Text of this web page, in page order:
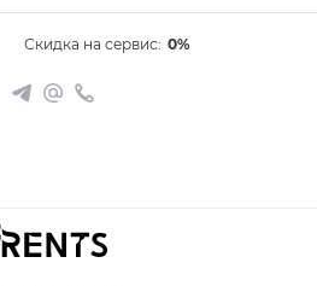
Скидка на сервис: 0%